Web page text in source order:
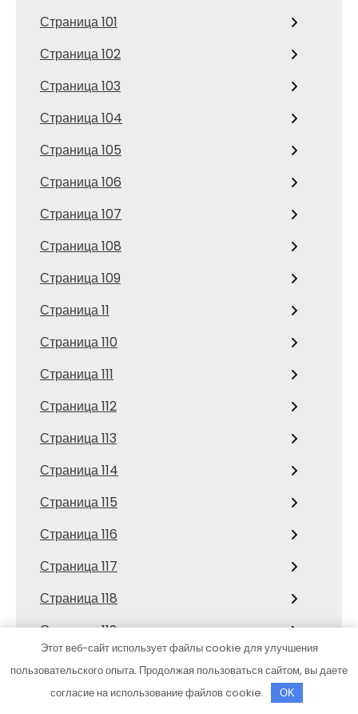
Страница 101
Страница 102
Страница 103
Страница 104
Страница 105
Страница 106
Страница 107
Страница 108
Страница 109
Страница 11
Страница 110
Страница 111
Страница 112
Страница 113
Страница 114
Страница 115
Страница 116
Страница 117
Страница 118
Страница 119
Страница 120
Этот веб-сайт использует файлы cookie для улучшения
пользовательского опыта. Продолжая пользоваться сайтом, вы даете
согласие на использование файлов cookie.
OK